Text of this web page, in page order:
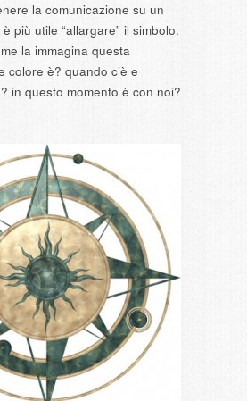
la comunicazione su un
più utile “allargare” il simbolo.
la immagina questa
colore è? quando c’è e
in questo momento è con noi?